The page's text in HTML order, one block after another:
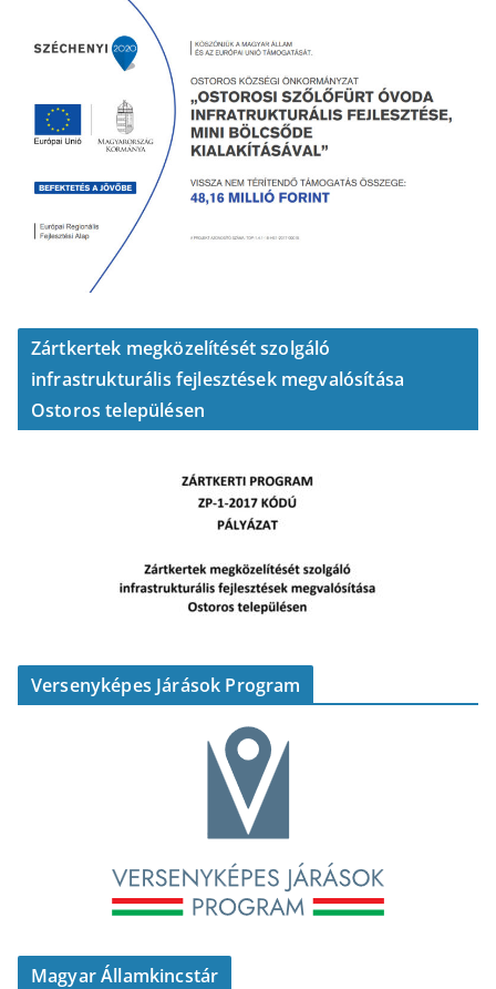
Zártkertek megközelítését szolgáló
infrastrukturális fejlesztések megvalósítása
Ostoros településen
Versenyképes Járások Program
Magyar Államkincstár